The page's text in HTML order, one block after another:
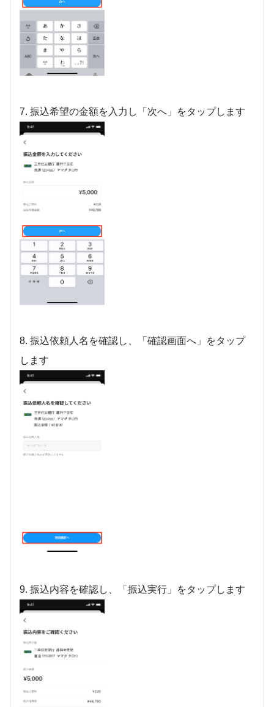
7. 振込希望の金額を入力し「次へ」をタップします
8. 振込依頼人名を確認し、「確認画面へ」をタップ
します
9. 振込内容を確認し、「振込実行」をタップします